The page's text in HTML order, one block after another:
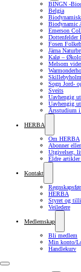
BINGN -
Belgia
Biodynamic
Emerson
Dottenfelder
Fosen
Järna
Kalø –
Melsom
Skillebyholm
Sogn Jord-
Sveits
Uavhengig
Uavhengig
Årsstudium
HERBA
Om HERBA
Abonner
Utgivelser,
Eldre artikler
Kontakt
HERBA
Styret og
Veiledere
Medlemskap
Bli medlem
Min konto/
Handlekurv